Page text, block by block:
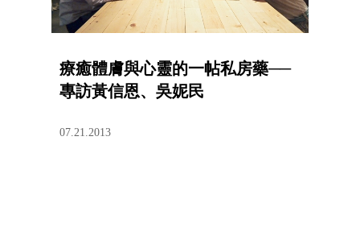
療癒體膚與心靈的一帖私房藥──
專訪黃信恩、吳妮民
07.21.2013